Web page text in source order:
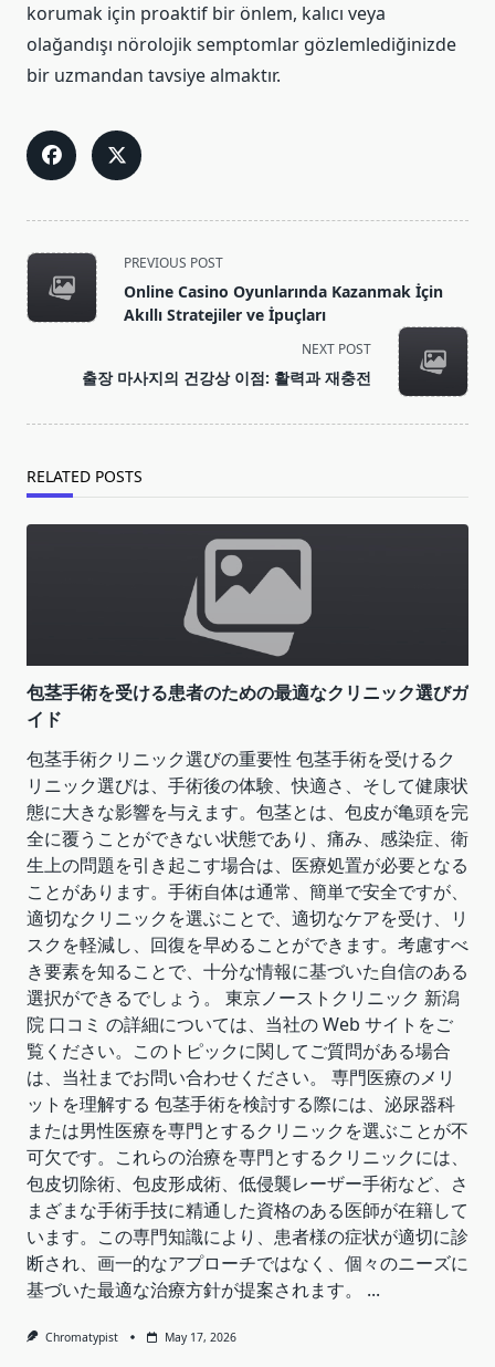
korumak için proaktif bir önlem, kalıcı veya
olağandışı nörolojik semptomlar gözlemlediğinizde
bir uzmandan tavsiye almaktır.
<span
class="nav-
subtitle
reader-
text">Page</span>
PREVIOUS POST
Online Casino Oyunlarında Kazanmak İçin
Akıllı Stratejiler ve İpuçları
NEXT POST
출장 마사지의 건강상 이점: 활력과 재충전
RELATED POSTS
包茎手術を受ける患者のための最適なクリニック選びガ
イド
包茎手術クリニック選びの重要性 包茎手術を受けるク
リニック選びは、手術後の体験、快適さ、そして健康状
態に大きな影響を与えます。包茎とは、包皮が亀頭を完
全に覆うことができない状態であり、痛み、感染症、衛
生上の問題を引き起こす場合は、医療処置が必要となる
ことがあります。手術自体は通常、簡単で安全ですが、
適切なクリニックを選ぶことで、適切なケアを受け、リ
スクを軽減し、回復を早めることができます。考慮すべ
き要素を知ることで、十分な情報に基づいた自信のある
選択ができるでしょう。 東京ノーストクリニック 新潟
院 口コミ の詳細については、当社の Web サイトをご
覧ください。このトピックに関してご質問がある場合
は、当社までお問い合わせください。 専門医療のメリ
ットを理解する 包茎手術を検討する際には、泌尿器科
または男性医療を専門とするクリニックを選ぶことが不
可欠です。これらの治療を専門とするクリニックには、
包皮切除術、包皮形成術、低侵襲レーザー手術など、さ
まざまな手術手技に精通した資格のある医師が在籍して
います。この専門知識により、患者様の症状が適切に診
断され、画一的なアプローチではなく、個々のニーズに
基づいた最適な治療方針が提案されます。
...
Chromatypist May 17, 2026